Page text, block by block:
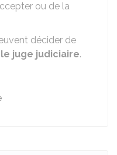
ou de la
décider de
juge judiciaire.